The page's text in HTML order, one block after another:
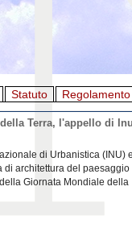
Statuto Regolamento
Terra, l'appello di
di Urbanistica (INU) e
di architettura del paesaggio
Giornata Mondiale della